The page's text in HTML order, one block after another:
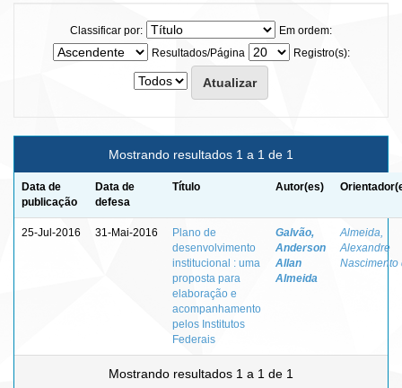
Classificar por:
Em ordem:
Resultados/Página
Registro(s):
Mostrando resultados 1 a 1 de 1
Data de
publicação
Data de
defesa
Título Autor(es)
25-Jul-2016 31-Mai-2016
Plano de
desenvolvimento
institucional : uma
proposta para
elaboração e
acompanhamento
pelos Institutos
Federais
Galvão,
Anderson
Allan
Almeida
Almeida,
Alexandre
Nascimento
Mostrando resultados 1 a 1 de 1